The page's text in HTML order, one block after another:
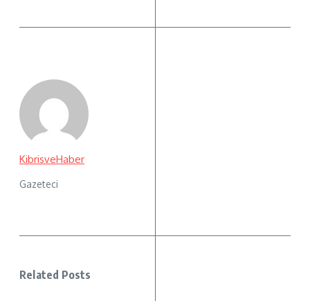
KibrisveHaber
Gazeteci
Related Posts